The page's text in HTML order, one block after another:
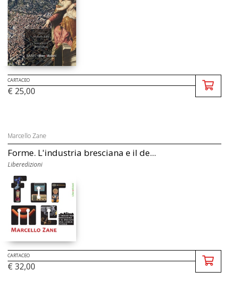
CARTACEO
€ 25,00
Marcello Zane
Forme. L'industria bresciana e il de...
Liberedizioni
CARTACEO
€ 32,00